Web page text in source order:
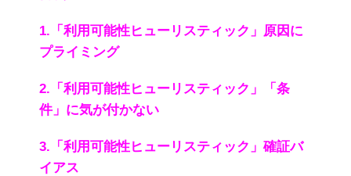
1.「利用可能性ヒューリスティック」原因に
プライミング
2.「利用可能性ヒューリスティック」「条
件」に気が付かない
3.「利用可能性ヒューリスティック」確証バ
イアス